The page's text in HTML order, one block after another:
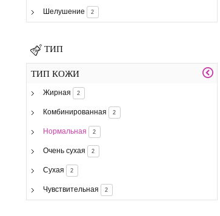
Шелушение 2
ТИП
ТИП КОЖИ
Жирная 2
Комбинированная 2
Нормальная 2
Очень сухая 2
Сухая 2
Чувствительная 2